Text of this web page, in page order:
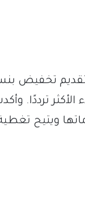
ترددًا.
ويتيح